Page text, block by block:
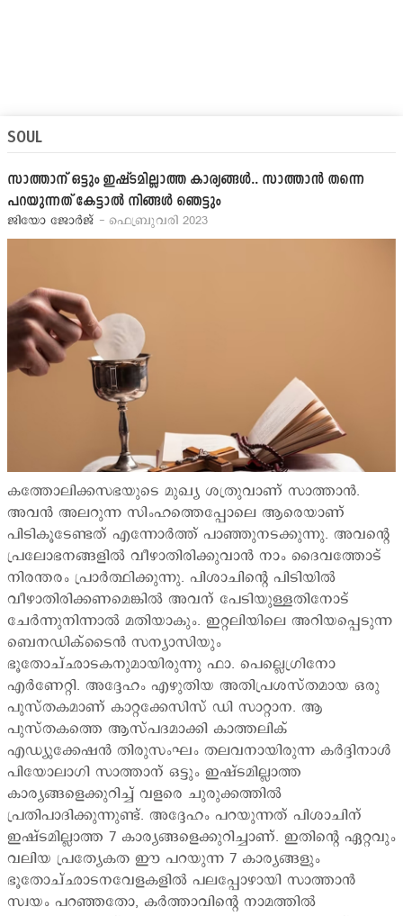
SOUL
സാത്താന് ഒട്ടും ഇഷ്ടമില്ലാത്ത കാര്യങ്ങള്‍.. സാത്താന്‍ തന്നെ
പറയുന്നത് കേട്ടാല്‍ നിങ്ങള്‍ ഞെട്ടും
ജിയോ ജോര്‍ജ് - ഫെബ്രുവരി 2023
കത്തോലിക്കസഭയുടെ മുഖ്യ ശത്രുവാണ് സാത്താന്‍.
അവന്‍ അലറുന്ന സിംഹത്തെപ്പോലെ ആരെയാണ്
പിടികൂടേണ്ടത് എന്നോര്‍ത്ത് പാഞ്ഞുനടക്കുന്നു. അവന്‍റെ
പ്രലോഭനങ്ങളില്‍ വീഴാതിരിക്കുവാന്‍ നാം ദൈവത്തോട്
നിരന്തരം പ്രാര്‍ത്ഥിക്കുന്നു. പിശാചിന്‍റെ പിടിയില്‍
വീഴാതിരിക്കണമെങ്കില്‍ അവന് പേടിയുള്ളതിനോട്
ചേര്‍ന്നുനിന്നാല്‍ മതിയാകും. ഇറ്റലിയിലെ അറിയപ്പെടുന്ന
ബെനഡിക്ടൈന്‍ സന്യാസിയും
ഭൂതോച്ഛാടകനുമായിരുന്നു ഫാ. പെല്ലെഗ്രിനോ
എര്‍ണേറ്റി. അദ്ദേഹം എഴുതിയ അതിപ്രശസ്തമായ ഒരു
പുസ്തകമാണ് കാറ്റക്കേസിസ് ഡി സാറ്റാന. ആ
പുസ്തകത്തെ ആസ്പദമാക്കി കാത്തലിക്
എഡ്യുക്കേഷന്‍ തിരുസംഘം തലവനായിരുന്ന കര്‍ദ്ദിനാള്‍
പിയോലാഗി സാത്താന് ഒട്ടും ഇഷ്ടമില്ലാത്ത
കാര്യങ്ങളെക്കുറിച്ച് വളരെ ചുരുക്കത്തില്‍
പ്രതിപാദിക്കുന്നുണ്ട്. അദ്ദേഹം പറയുന്നത് പിശാചിന്
ഇഷ്ടമില്ലാത്ത 7 കാര്യങ്ങളെക്കുറിച്ചാണ്. ഇതിന്‍റെ ഏറ്റവും
വലിയ പ്രത്യേകത ഈ പറയുന്ന 7 കാര്യങ്ങളും
ഭൂതോച്ഛാടനവേളകളില്‍ പലപ്പോഴായി സാത്താന്‍
സ്വയം പറഞ്ഞതോ, കര്‍ത്താവിന്‍റെ നാമത്തില്‍